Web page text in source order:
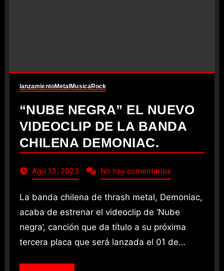
lanzamientoMetalMusicaRock
“NUBE NEGRA” EL NUEVO
VIDEOCLIP DE LA BANDA
CHILENA DEMONIAC.
Ago 13, 2023 No hay comentarios
La banda chilena de thrash metal, Demoniac,
acaba de estrenar el videoclip de ‘Nube
negra’, canción que da título a su próxima
tercera placa que será lanzada el 01 de…